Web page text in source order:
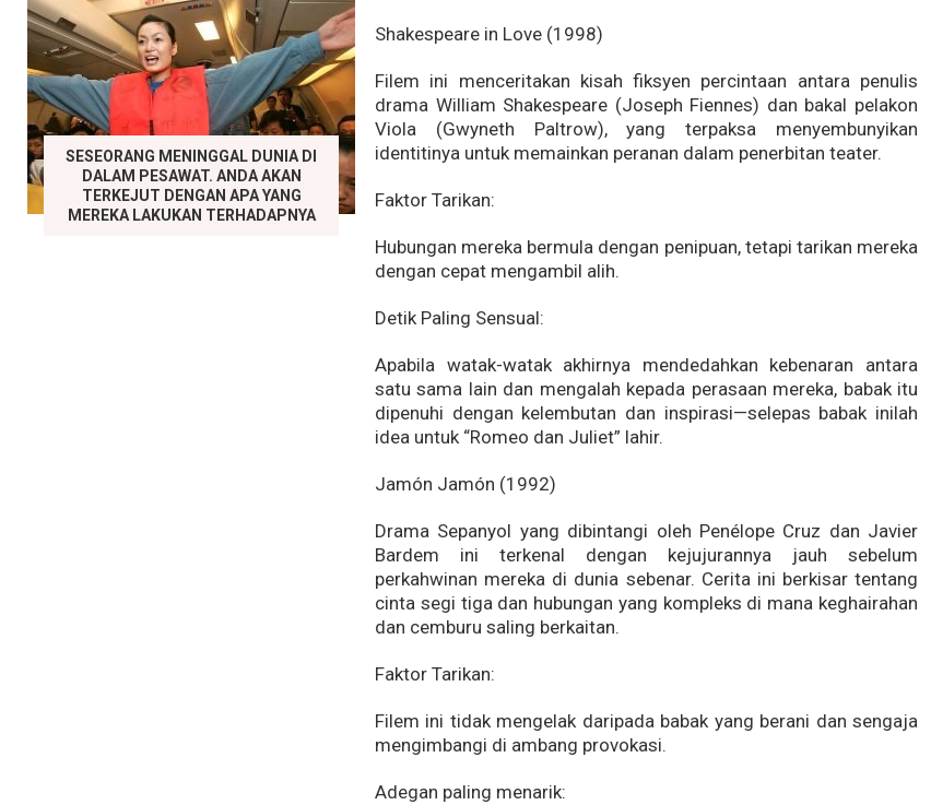
Shakespeare in Love (1998)
Filem ini menceritakan kisah fiksyen percintaan antara penulis
drama William Shakespeare (Joseph Fiennes) dan bakal pelakon
Viola (Gwyneth Paltrow), yang terpaksa menyembunyikan
identitinya untuk memainkan peranan dalam penerbitan teater.
Faktor Tarikan:
Hubungan mereka bermula dengan penipuan, tetapi tarikan mereka
dengan cepat mengambil alih.
Detik Paling Sensual:
Apabila watak-watak akhirnya mendedahkan kebenaran antara
satu sama lain dan mengalah kepada perasaan mereka, babak itu
dipenuhi dengan kelembutan dan inspirasi—selepas babak inilah
idea untuk “Romeo dan Juliet” lahir.
Jamón Jamón (1992)
Drama Sepanyol yang dibintangi oleh Penélope Cruz dan Javier
Bardem ini terkenal dengan kejujurannya jauh sebelum
perkahwinan mereka di dunia sebenar. Cerita ini berkisar tentang
cinta segi tiga dan hubungan yang kompleks di mana keghairahan
dan cemburu saling berkaitan.
Faktor Tarikan:
Filem ini tidak mengelak daripada babak yang berani dan sengaja
mengimbangi di ambang provokasi.
Adegan paling menarik:
SESEORANG MENINGGAL DUNIA DI
DALAM PESAWAT. ANDA AKAN
TERKEJUT DENGAN APA YANG
MEREKA LAKUKAN TERHADAPNYA